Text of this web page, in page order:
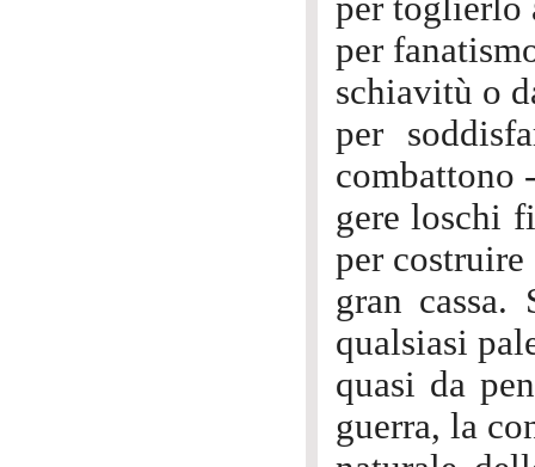
per toglierlo
per
schiavitù o
per
combattono
gere loschi
per costruire
gran cassa.
qualsiasi
quasi da
guerra, la